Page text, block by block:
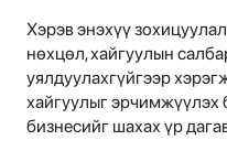
Хэрэв энэхүү
нөхцөл, хайгуулын
уялдуулахгүйгээр
хайгуулыг эрчимжүүлэх
бизнесийг шахах үр